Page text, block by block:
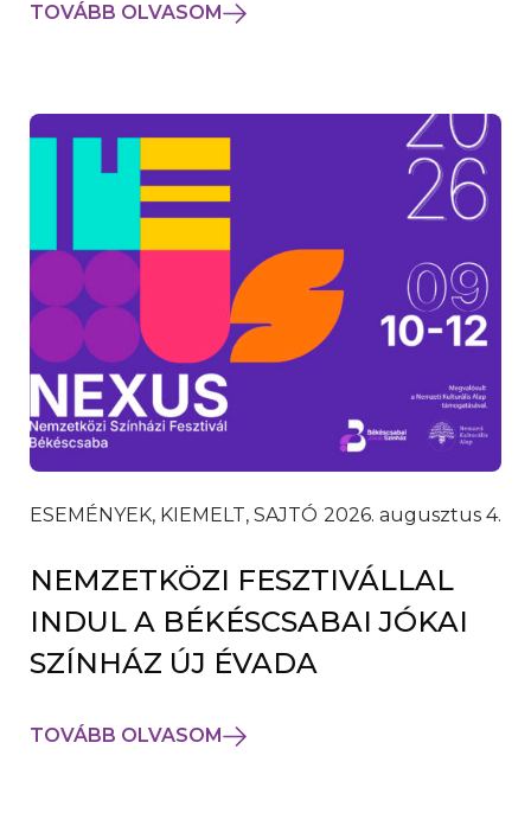
TOVÁBB OLVASOM
ESEMÉNYEK, KIEMELT, SAJTÓ 2026. augusztus 4.
NEMZETKÖZI FESZTIVÁLLAL
INDUL A BÉKÉSCSABAI JÓKAI
SZÍNHÁZ ÚJ ÉVADA
TOVÁBB OLVASOM